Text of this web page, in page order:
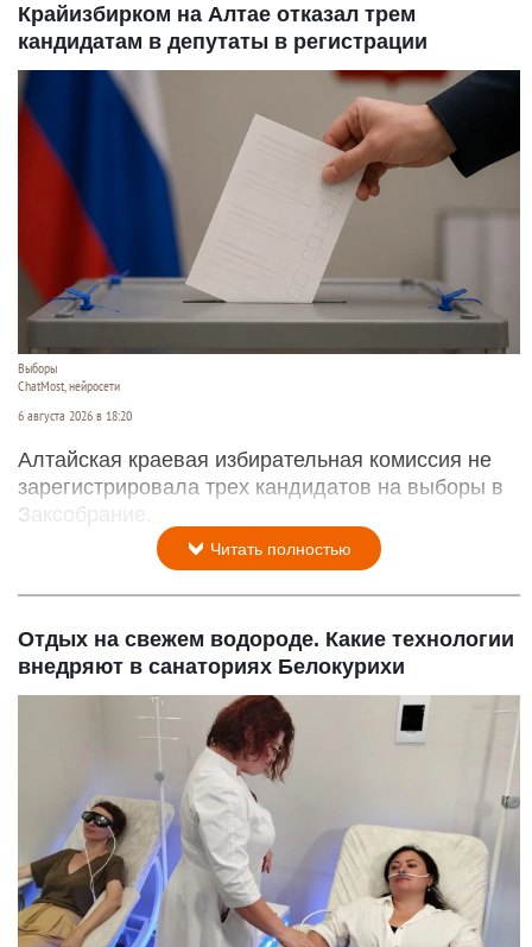
Крайизбирком на Алтае отказал трем
кандидатам в депутаты в регистрации
Выборы
ChatMost, нейросети
6 августа 2026 в 18:20
Алтайская краевая избирательная комиссия не
зарегистрировала трех кандидатов на выборы в
Заксобрание.
Читать полностью
Отдых на свежем водороде. Какие технологии
внедряют в санаториях Белокурихи